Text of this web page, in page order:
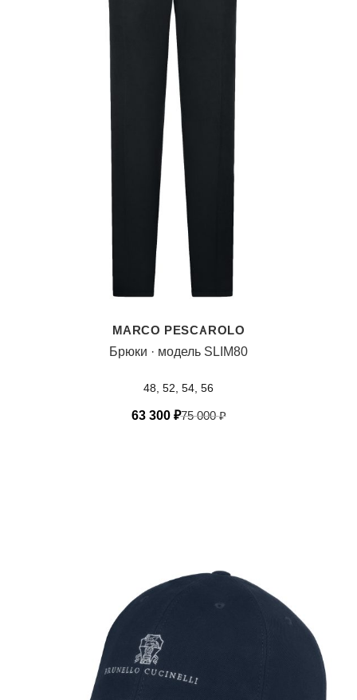
MARCO PESCAROLO
Брюки · модель SLIM80
48, 52, 54, 56
63 300 ₽75 000₽